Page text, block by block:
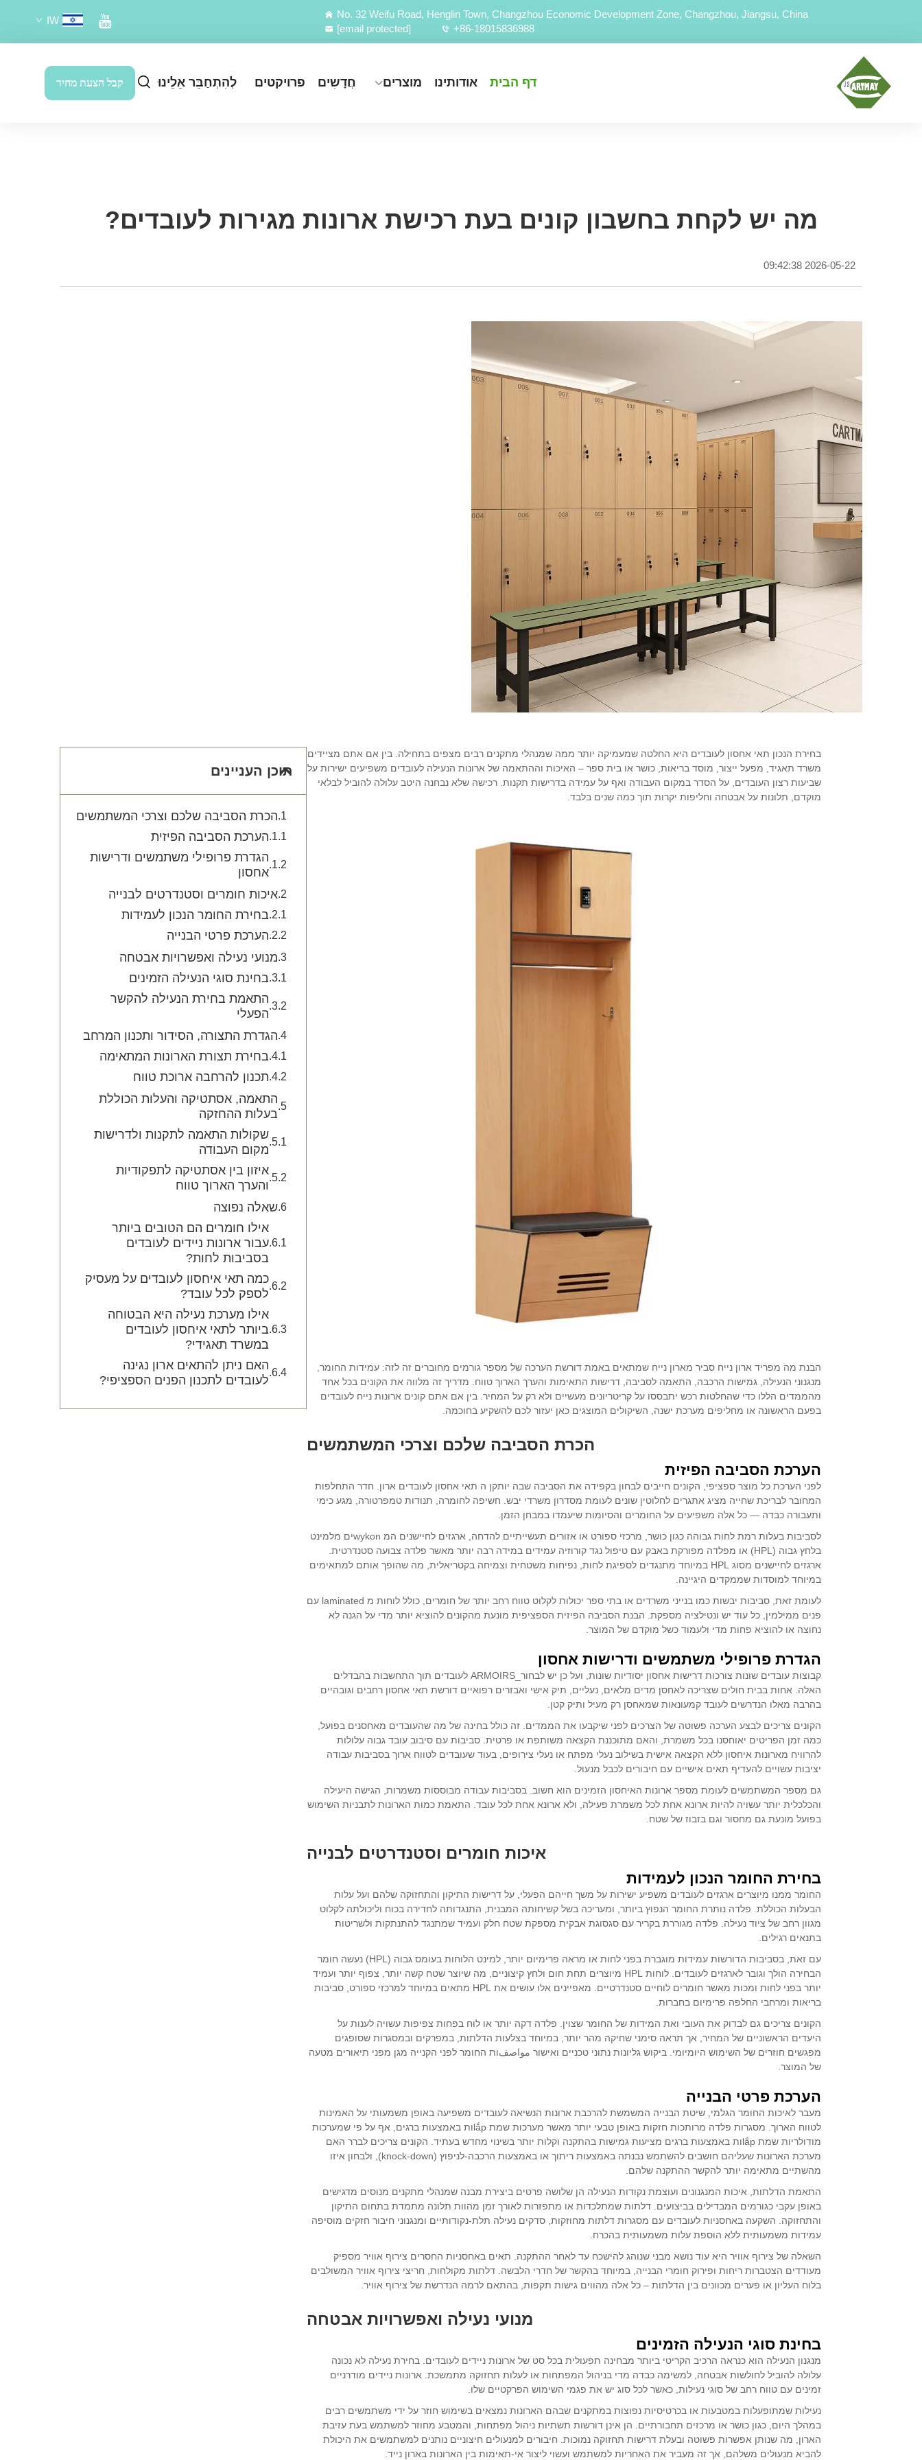
No. 32 Weifu Road, Henglin Town, Changzhou Economic Development Zone, Changzhou, Jiangsu, China
+86-18015836988
[email protected]
IW
דף הבית אודותינו מוצרים חֲדָשִים פרויקטים לְהִתְחַבֵּר אֵלֵינוּ קבל הצעת מחיר
מה יש לקחת בחשבון קונים בעת רכישת ארונות מגירות לעובדים?
2026-05-22 09:42:38
בחירת הנכון תאי אחסון לעובדים היא החלטה שמעמיקה יותר ממה שמנהלי מתקנים רבים מצפים בתחילה. בין אם אתם מציידים
משרד תאגיד, מפעל ייצור, מוסד בריאות, כושר או בית ספר – האיכות וההתאמה של ארונות הנעילה לעובדים משפיעים ישירות על
שביעות רצון העובדים, על הסדר במקום העבודה ואף על עמידה בדרישות תקנות. רכישה שלא נבחנה היטב עלולה להוביל לבלאי
מוקדם, תלונות על אבטחה וחליפות יקרות תוך כמה שנים בלבד.
הבנת מה מפריד ארון נייח סביר מארון נייח שמתאים באמת דורשת הערכה של מספר גורמים מחוברים זה לזה: עמידות החומר,
מנגנוני הנעילה, גמישות הרכבה, התאמה לסביבה, דרישות התאימות והערך הארוך טווח. מדריך זה מלווה את הקונים בכל אחד
מהממדים הללו כדי שהחלטות רכש יתבססו על קריטריונים מעשיים ולא רק על המחיר. בין אם אתם קונים ארונות נייח לעובדים
בפעם הראשונה או מחליפים מערכת ישנה, השיקולים המוצגים כאן יעזור לכם להשקיע בחוכמה.
הכרת הסביבה שלכם וצרכי המשתמשים
הערכת הסביבה הפיזית
לפני הערכת כל מוצר ספציפי, הקונים חייבים לבחון בקפידה את הסביבה שבה יותקן ה תאי אחסון לעובדים ארון. חדר התחלפות
המחובר לבריכת שחייה מציג אתגרים לחלוטין שונים לעומת מסדרון משרדי יבש. חשיפה לחומרה, תנודות טמפרטורה, מגע כימי
ותעבורה כבדה — כל אלה משפיעים על החומרים והסיומות שיעמדו במבחן הזמן.
לסביבות בעלות רמת לחות גבוהה כגון כושר, מרכזי ספורט או אזורים תעשייתיים להדחה, ארגזים לחיישנים המ wykonים מלמינט
בלחץ גבוה (HPL) או מפלדה מפורקת באבק עם טיפול נגד קורוזיה עמידים במידה רבה יותר מאשר פלדה צבועה סטנדרטית.
ארגזים לחיישנים מסוג HPL במיוחד מתנגדים לספיגת לחות, נפיחות משטחית וצמיחה בקטריאלית, מה שהופך אותם למתאימים
במיוחד למוסדות שממקדים היגיינה.
לעומת זאת, סביבות יבשות כמו בנייני משרדים או בתי ספר יכולות לקלוט טווח רחב יותר של חומרים, כולל לוחות מ laminated עם
פנים ממילמין, כל עוד יש ונטילציה מספקת. הבנת הסביבה הפיזית הספציפית מונעת מהקונים להוציא יותר מדי על הגנה לא
נחוצה או להוציא פחות מדי ולעמוד כשל מוקדם של המוצר.
הגדרת פרופילי משתמשים ודרישות אחסון
קבוצות עובדים שונות צורכות דרישות אחסון יסודיות שונות, ועל כן יש לבחור_ARMOIRS לעובדים תוך התחשבות בהבדלים
האלה. אחות בבית חולים שצריכה לאחסן מדים מלאים, נעליים, תיק אישי ואבזרים רפואיים דורשת תאי אחסון רחבים וגובהיים
בהרבה מאלו הנדרשים לעובד קמעונאות שמאחסן רק מעיל ותיק קטן.
הקונים צריכים לבצע הערכה פשוטה של הצרכים לפני שיקבעו את הממדים. זה כולל בחינה של מה שהעובדים מאחסנים בפועל,
כמה זמן הפריטים יאוחסנו בכל משמרת, והאם מתוכננת הקצאה משותפת או פרטית. סביבות עם סיבוב עובד גבוה עלולות
להרוויח מארונות איחסון ללא הקצאה אישית בשילוב נעלי מפתח או נעלי צירופים, בעוד שעובדים לטווח ארוך בסביבות עבודה
יציבות עשויים להעדיף תאים אישיים עם חיבורים לכבל מנעול.
גם מספר המשתמשים לעומת מספר ארונות האיחסון הזמינים הוא חשוב. בסביבות עבודה מבוססות משמרות, הגישה היעילה
והכלכלית יותר עשויה להיות ארונא אחת לכל משמרת פעילה, ולא ארונא אחת לכל עובד. התאמת כמות הארונות לתבניות השימוש
בפועל מונעת גם מחסור וגם בזבוז של שטח.
איכות חומרים וסטנדרטים לבנייה
בחירת החומר הנכון לעמידות
החומר ממנו מיוצרים ארגזים לעובדים משפיע ישירות על משך חייהם הפעלי, על דרישות התיקון והתחזוקה שלהם ועל עלות
הבעלות הכוללת. פלדה נותרת החומר הנפוץ ביותר, ומעריכה בשל קשיחותה המבנית, התנגדותה לחדירה בכוח וליכולתה לקלוט
מגוון רחב של ציוד נעילה. פלדה מגוררת בקריר עם סגסוגת אבקית מספקת שטח חלק ועמיד שמתנגד להתנתקות ולשריטות
בתנאים רגילים.
עם זאת, בסביבות הדורשות עמידות מוגברת בפני לחות או מראה פרימיום יותר, למינט הלוחות בעומס גבוה (HPL) נעשה חומר
הבחירה הולך וגובר לארגזים לעובדים. לוחות HPL מיוצרים תחת חום ולחץ קיצוניים, מה שיוצר שטח קשה יותר, צפוף יותר ועמיד
יותר בפני לחות ומכות מאשר חומרים לוחיים סטנדרטיים. מאפיינים אלו עושים את HPL מתאים במיוחד למרכזי ספורט, סביבות
בריאות ומרחבי החלפה פרימיום בחברות.
הקונים צריכים גם לבדוק את העובי ואת המידות של החומר שצוין. פלדה דקה יותר או לוח בפחות צפיפות עשויה לענות על
היעדים הראשוניים של המחיר, אך תראה סימני שחיקה מהר יותר, במיוחד בצלעות הדלתות, במפרקים ובמסגרות שסופגים
מפגשים חוזרים של השימוש היומיומי. ביקוש גליונות נתוני טכניים ואישור مواصفות החומר לפני הקנייה מגן מפני תיאורים מטעה
של המוצר.
הערכת פרטי הבנייה
מעבר לאיכות החומר הגלמי, שיטת הבנייה המשמשת להרכבת ארונות הנשיאה לעובדים משפיעה באופן משמעותי על האמינות
לטווח הארוך. מסגרות פלדה מרותכות חזקות באופן טבעי יותר מאשר מערכות שמת lắpות באמצעות ברגים, אף על פי שמערכות
מודולריות שמת lắpות באמצעות ברגים מציעות גמישות בהתקנה וקלות יותר בשינוי מחדש בעתיד. הקונים צריכים לברר האם
מערכת הארונות שעליהם חושבים להשתמש נבנתה באמצעות ריתוך או באמצעות הרכבה-לניפוץ (knock-down), ולבחון איזו
מהשתיים מתאימה יותר להקשר ההתקנה שלהם.
התאמת הדלתות, איכות המנגנונים ועוצמת נקודות הנעילה הן שלושה פרטים ביצירת מבנה שמנהלי מתקנים מנוסים מדגישים
באופן עקבי כגורמים המבדילים בביצועים. דלתות שמתלכדות או מתפזרות לאורך זמן מהוות תלונה מתמדת בתחום התיקון
והתחזוקה. השקעה באחסניות לעובדים עם מסגרות דלתות מחוזקות, סדקים נעילה תלת-נקודותיים ומנגנוני חיבור חזקים מוסיפה
עמידות משמעותית ללא הוספת עלות משמעותית בהכרח.
השאלה של צירוף אוויר היא עוד נושא מבני שנוהג להישכח עד לאחר ההתקנה. תאים באחסניות החסרים צירוף אוויר מספיק
מעודדים הצטברות ריחות ופירוק חומרי הבנייה, במיוחד בהקשר של חדרי הלבשה. דלתות מקולחות, חריצי צירוף אוויר המשולבים
בלוח העליון או פערים מכוונים בין הדלתות – כל אלה מהווים גישות תקפות, בהתאם לרמה הנדרשת של צירוף אוויר.
מנועי נעילה ואפשרויות אבטחה
בחינת סוגי הנעילה הזמינים
מנגנון הנעילה הוא כנראה הרכיב הקריטי ביותר מבחינה תפעולית בכל סט של ארונות ניידים לעובדים. בחירת נעילה לא נכונה
עלולה להוביל לחולשות אבטחה, למשימה כבדה מדי בניהול המפתחות או לעלות תחזוקה מתמשכת. ארונות ניידים מודרניים
זמינים עם טווח רחב של סוגי נעילות, כאשר לכל סוג יש את פגמי השימוש הפרקטיים שלו.
נעילות שמתופעלות במטבעות או בכרטיסיות נפוצות במתקנים שבהם הארונות נמצאים בשימוש חוזר על ידי משתמשים רבים
במהלך היום, כגון כושר או מרכזים תחבורתיים. הן אינן דורשות תשתיות ניהול מפתחות, והמטבע מחוזר למשתמש בעת עזיבת
הארון, מה שנותן אפשרות פשוטה ובעלת דרישות תחזוקה נמוכות. חיבורים למנעולים חיצוניים נותנים למשתמשים את היכולת
להביא מנעולים משלהם, אך זה מעביר את האחריות למשתמש ועשוי ליצור אי-תאימות בין הארונות בארון נייד.
תוכן העניינים
הכרת הסביבה שלכם וצרכי המשתמשים
הערכת הסביבה הפיזית
הגדרת פרופילי משתמשים ודרישות
אחסון
איכות חומרים וסטנדרטים לבנייה
בחירת החומר הנכון לעמידות
הערכת פרטי הבנייה
מנועי נעילה ואפשרויות אבטחה
בחינת סוגי הנעילה הזמינים
התאמת בחירת הנעילה להקשר
הפעלי
הגדרת התצורה, הסידור ותכנון המרחב
בחירת תצורת הארונות המתאימה
תכנון להרחבה ארוכת טווח
התאמה, אסתטיקה והעלות הכוללת
בעלות ההחזקה
שקולות התאמה לתקנות ולדרישות
מקום העבודה
איזון בין אסתטיקה לתפקודיות
והערך הארוך טווח
שאלה נפוצה
אילו חומרים הם הטובים ביותר
עבור ארונות ניידים לעובדים
בסביבות לחות?
כמה תאי איחסון לעובדים על מעסיק
לספק לכל עובד?
אילו מערכת נעילה היא הבטוחה
ביותר לתאי איחסון לעובדים
במשרד תאגידי?
האם ניתן להתאים ארון נגינה
לעובדים לתכנון הפנים הספציפי?